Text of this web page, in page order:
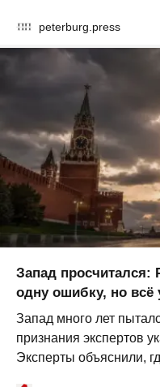
peterburg.press
Запад просчитался:
одну ошибку, но всё
Запад много лет
признания экспертов
Эксперты объяснили,